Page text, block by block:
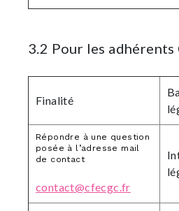
3.2 Pour les adhérents
Finalité
Répondre à une question
posée à l’adresse mail
de contact
contact@cfecgc.fr